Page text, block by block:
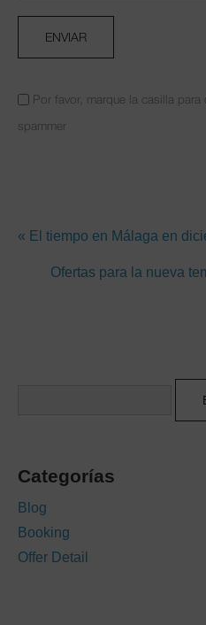
Por favor, marque la casilla
spammer
« El tiempo en Málaga en
Ofertas para la nueva
Categorías
Blog
Booking
Offer Detail